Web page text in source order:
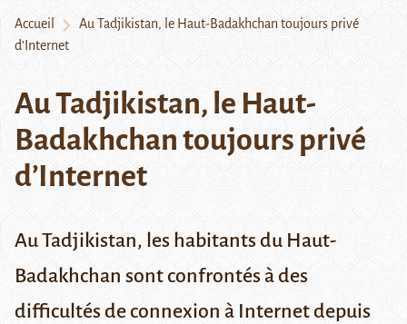
Accueil
Au Tadjikistan, le Haut-Badakhchan toujours privé
d’Internet
Au Tadjikistan, le Haut-
Badakhchan toujours privé
d’Internet
Au Tadjikistan, les habitants du Haut-
Badakhchan sont confrontés à des
difficultés de connexion à Internet depuis